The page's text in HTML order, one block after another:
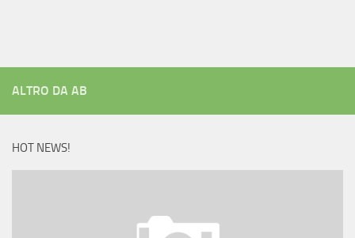
ALTRO DA AB
HOT NEWS!